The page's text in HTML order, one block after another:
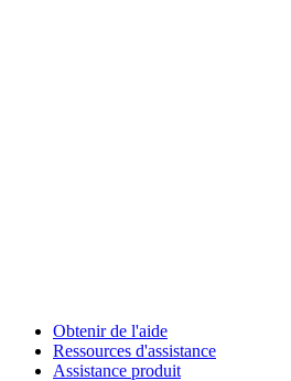
Obtenir de l'aide
Ressources d'assistance
Assistance produit